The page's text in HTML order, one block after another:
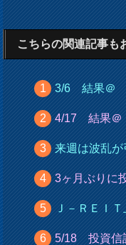
こちらの関連記事も
3/6 結果＠
4/17 結果＠
来週は波乱
3ヶ月ぶりに
Ｊ－ＲＥＩ
5/18 投資信